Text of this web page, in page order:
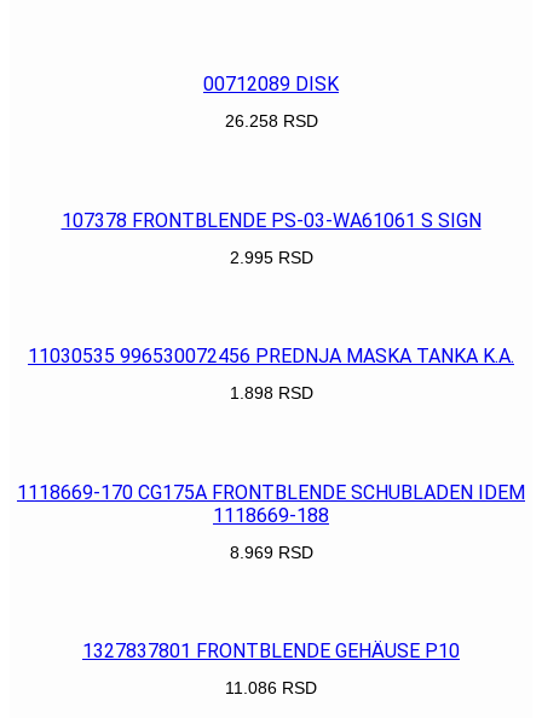
00712089 DISK
26.258 RSD
107378 FRONTBLENDE PS-03-WA61061 S SIGN
2.995 RSD
11030535 996530072456 PREDNJA MASKA TANKA K.A.
1.898 RSD
1118669-170 CG175A FRONTBLENDE SCHUBLADEN IDEM
1118669-188
8.969 RSD
1327837801 FRONTBLENDE GEHÄUSE P10
11.086 RSD